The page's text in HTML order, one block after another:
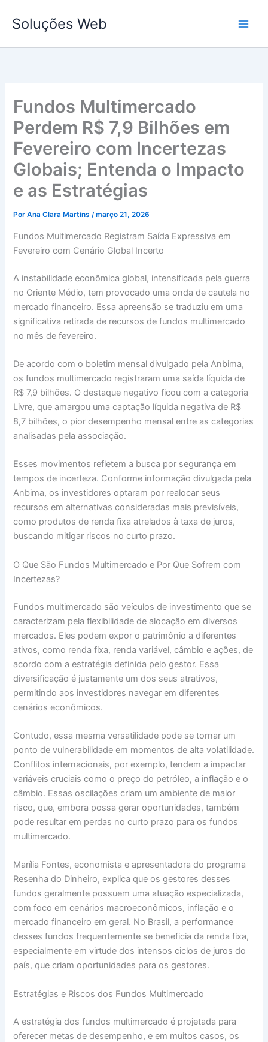
para
conteúdo
Soluções Web
Fundos Multimercado
Perdem R$ 7,9 Bilhões em
Fevereiro com Incertezas
Globais; Entenda o Impacto
e as Estratégias
PorAna Clara Martins/março 21, 2026
Fundos Multimercado Registram Saída Expressiva em
Fevereiro com Cenário Global Incerto
A instabilidade econômica global, intensificada pela guerra
no Oriente Médio, tem provocado uma onda de cautela no
mercado financeiro. Essa apreensão se traduziu em uma
significativa retirada de recursos de fundos multimercado
no mês de fevereiro.
De acordo com o boletim mensal divulgado pela Anbima,
os fundos multimercado registraram uma saída líquida de
R$ 7,9 bilhões. O destaque negativo ficou com a categoria
Livre, que amargou uma captação líquida negativa de R$
8,7 bilhões, o pior desempenho mensal entre as categorias
analisadas pela associação.
Esses movimentos refletem a busca por segurança em
tempos de incerteza. Conforme informação divulgada pela
Anbima, os investidores optaram por realocar seus
recursos em alternativas consideradas mais previsíveis,
como produtos de renda fixa atrelados à taxa de juros,
buscando mitigar riscos no curto prazo.
O Que São Fundos Multimercado e Por Que Sofrem com
Incertezas?
Fundos multimercado são veículos de investimento que se
caracterizam pela flexibilidade de alocação em diversos
mercados. Eles podem expor o patrimônio a diferentes
ativos, como renda fixa, renda variável, câmbio e ações, de
acordo com a estratégia definida pelo gestor. Essa
diversificação é justamente um dos seus atrativos,
permitindo aos investidores navegar em diferentes
cenários econômicos.
Contudo, essa mesma versatilidade pode se tornar um
ponto de vulnerabilidade em momentos de alta volatilidade.
Conflitos internacionais, por exemplo, tendem a impactar
variáveis cruciais como o preço do petróleo, a inflação e o
câmbio. Essas oscilações criam um ambiente de maior
risco, que, embora possa gerar oportunidades, também
pode resultar em perdas no curto prazo para os fundos
multimercado.
Marília Fontes, economista e apresentadora do programa
Resenha do Dinheiro, explica que os gestores desses
fundos geralmente possuem uma atuação especializada,
com foco em cenários macroeconômicos, inflação e o
mercado financeiro em geral. No Brasil, a performance
desses fundos frequentemente se beneficia da renda fixa,
especialmente em virtude dos intensos ciclos de juros do
país, que criam oportunidades para os gestores.
Estratégias e Riscos dos Fundos Multimercado
A estratégia dos fundos multimercado é projetada para
oferecer metas de desempenho, e em muitos casos, os